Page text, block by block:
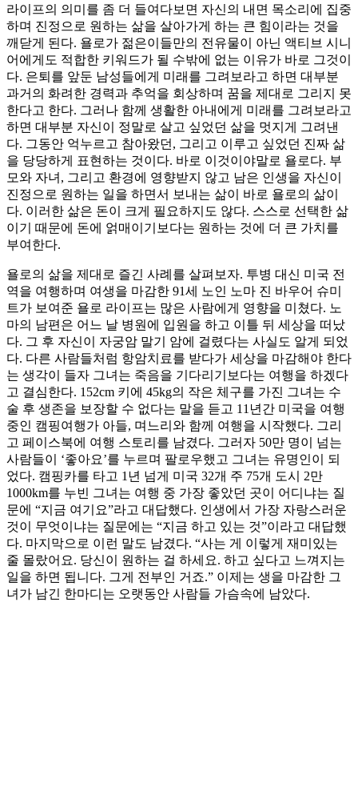
라이프의 의미를 좀 더 들여다보면 자신의 내면 목소리에 집중
하며 진정으로 원하는 삶을 살아가게 하는 큰 힘이라는 것을
깨닫게 된다. 욜로가 젊은이들만의 전유물이 아닌 액티브 시니
어에게도 적합한 키워드가 될 수밖에 없는 이유가 바로 그것이
다. 은퇴를 앞둔 남성들에게 미래를 그려보라고 하면 대부분
과거의 화려한 경력과 추억을 회상하며 꿈을 제대로 그리지 못
한다고 한다. 그러나 함께 생활한 아내에게 미래를 그려보라고
하면 대부분 자신이 정말로 살고 싶었던 삶을 멋지게 그려낸
다. 그동안 억누르고 참아왔던, 그리고 이루고 싶었던 진짜 삶
을 당당하게 표현하는 것이다. 바로 이것이야말로 욜로다. 부
모와 자녀, 그리고 환경에 영향받지 않고 남은 인생을 자신이
진정으로 원하는 일을 하면서 보내는 삶이 바로 욜로의 삶이
다. 이러한 삶은 돈이 크게 필요하지도 않다. 스스로 선택한 삶
이기 때문에 돈에 얽매이기보다는 원하는 것에 더 큰 가치를
부여한다.
욜로의 삶을 제대로 즐긴 사례를 살펴보자. 투병 대신 미국 전
역을 여행하며 여생을 마감한 91세 노인 노마 진 바우어 슈미
트가 보여준 욜로 라이프는 많은 사람에게 영향을 미쳤다. 노
마의 남편은 어느 날 병원에 입원을 하고 이틀 뒤 세상을 떠났
다. 그 후 자신이 자궁암 말기 암에 걸렸다는 사실도 알게 되었
다. 다른 사람들처럼 항암치료를 받다가 세상을 마감해야 한다
는 생각이 들자 그녀는 죽음을 기다리기보다는 여행을 하겠다
고 결심한다. 152cm 키에 45kg의 작은 체구를 가진 그녀는 수
술 후 생존을 보장할 수 없다는 말을 듣고 11년간 미국을 여행
중인 캠핑여행가 아들, 며느리와 함께 여행을 시작했다. 그리
고 페이스북에 여행 스토리를 남겼다. 그러자 50만 명이 넘는
사람들이 ‘좋아요’를 누르며 팔로우했고 그녀는 유명인이 되
었다. 캠핑카를 타고 1년 넘게 미국 32개 주 75개 도시 2만
1000km를 누빈 그녀는 여행 중 가장 좋았던 곳이 어디냐는 질
문에 “지금 여기요”라고 대답했다. 인생에서 가장 자랑스러운
것이 무엇이냐는 질문에는 “지금 하고 있는 것”이라고 대답했
다. 마지막으로 이런 말도 남겼다. “사는 게 이렇게 재미있는
줄 몰랐어요. 당신이 원하는 걸 하세요. 하고 싶다고 느껴지는
일을 하면 됩니다. 그게 전부인 거죠.” 이제는 생을 마감한 그
녀가 남긴 한마디는 오랫동안 사람들 가슴속에 남았다.